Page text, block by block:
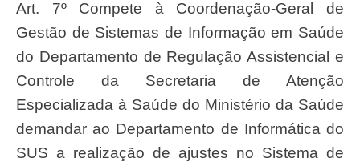
Art. 7º Compete à Coordenação-Geral de
Gestão de Sistemas de Informação em Saúde
do Departamento de Regulação Assistencial e
Controle da Secretaria de Atenção
Especializada à Saúde do Ministério da Saúde
demandar ao Departamento de Informática do
SUS a realização de ajustes no Sistema de